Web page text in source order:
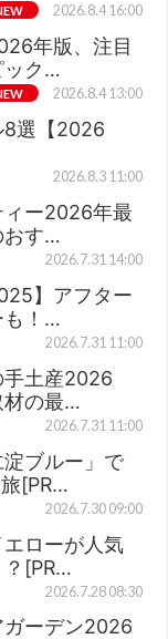
2026.8.4 16:00
年版、注目
ック…
2026.8.4 13:00
8選【2026
2026.8.3 11:00
ー2026年最
おす…
2026.7.31 14:00
】アフター
も！…
2026.7.31 11:00
手土産2026
材の最…
2026.7.31 11:00
ブルー」で
[PR…
2026.7.30 09:00
ローが人気
？[PR…
2026.7.28 08:30
ーデン2026